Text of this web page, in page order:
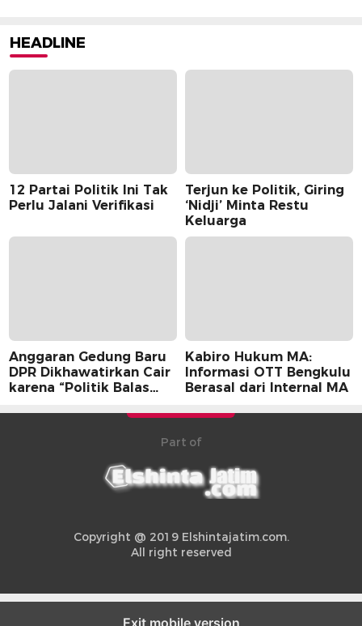
HEADLINE
12 Partai Politik Ini Tak
Perlu Jalani Verifikasi
Terjun ke Politik, Giring
‘Nidji’ Minta Restu
Keluarga
Anggaran Gedung Baru
DPR Dikhawatirkan Cair
karena “Politik Balas
Kabiro Hukum MA:
Informasi OTT Bengkulu
Berasal dari Internal MA
Part of
Copyright @ 2019 Elshintajatim.com.
All right reserved
Exit mobile version